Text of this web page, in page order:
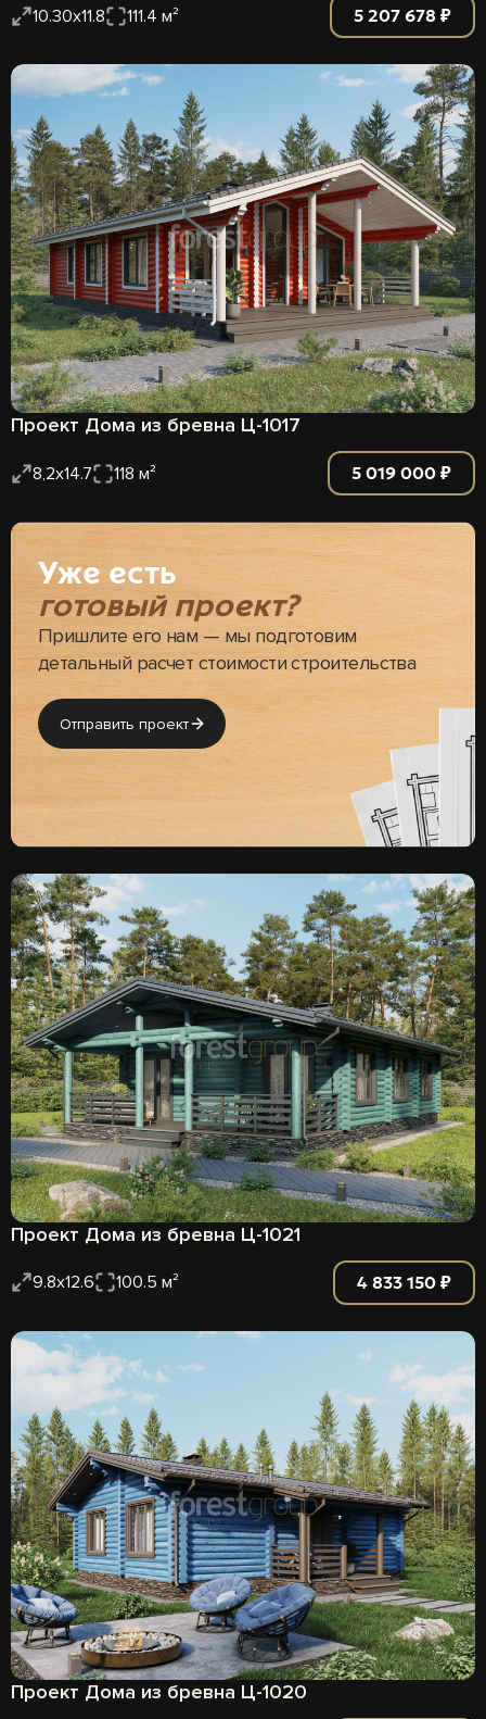
10.30x11.8 111.4 м² 5 207 678 ₽
Проект Дома из бревна Ц-1017
8,2х14.7 118 м² 5 019 000 ₽
Уже есть
готовый проект?
Пришлите его нам — мы подготовим
детальный расчет стоимости строительства
Отправить проект
Проект Дома из бревна Ц-1021
9.8x12.6 100.5 м² 4 833 150 ₽
Проект Дома из бревна Ц-1020